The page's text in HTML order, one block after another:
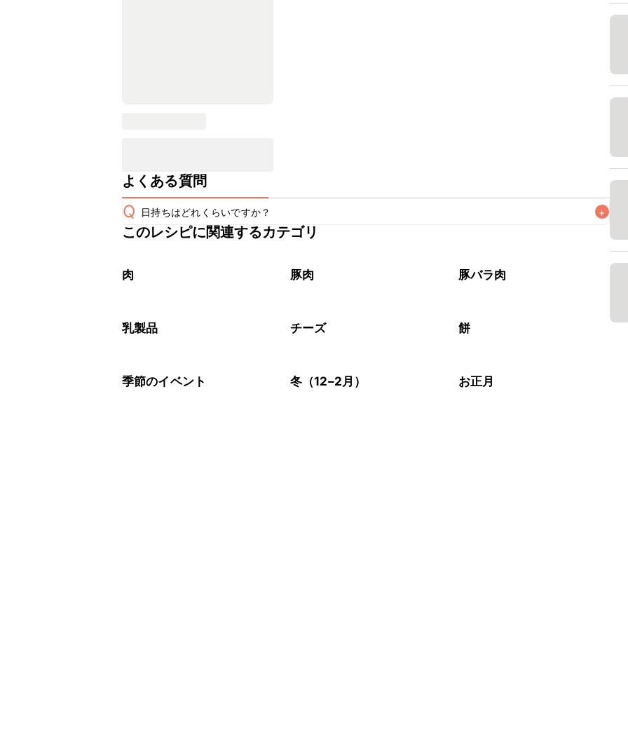
よくある質問
Q 日持ちはどれくらいですか？ +
こちらのレシピは出来たてをお召し上がりいただくことをおすすめします。
このレシピに関連するカテゴリ
肉 豚肉 豚バラ肉
乳製品 チーズ 餅
季節のイベント 冬（12–2月） お正月